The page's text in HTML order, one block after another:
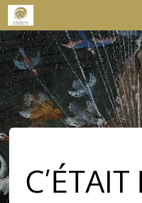
Skip to content